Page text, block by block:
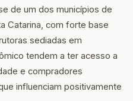
de um dos municípios de
Catarina, com forte base
sediadas em
tendem a ter acesso a
e compradores
influenciam positivamente